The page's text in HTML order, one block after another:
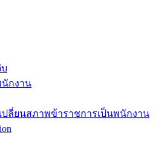
นักงาน
ปลี่ยนสภาพข้าราชการเป็นพนักงาน